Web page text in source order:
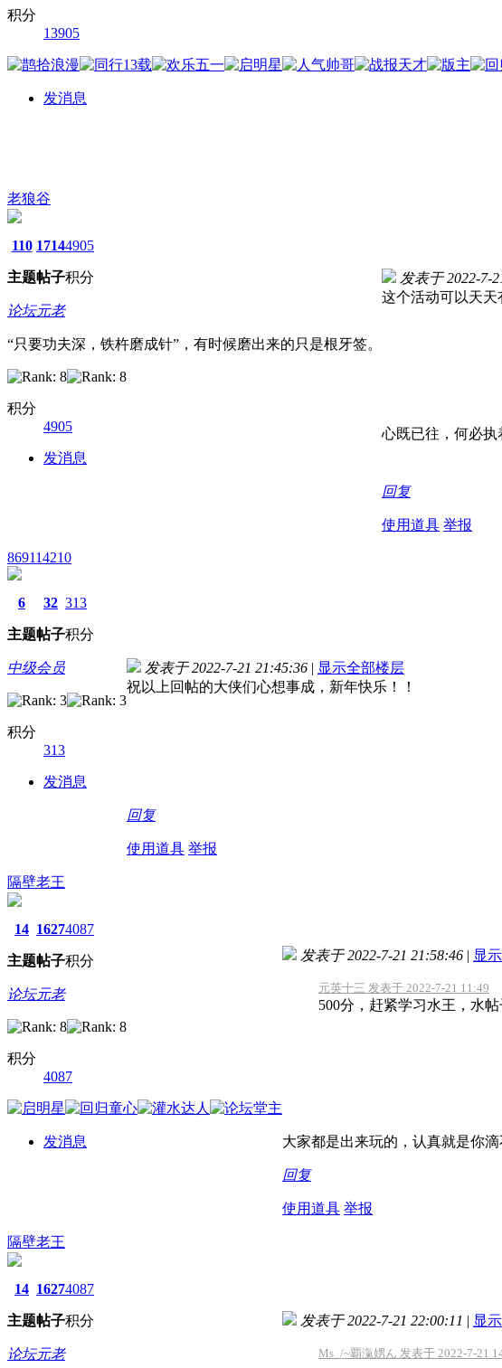
积分
13905
发消息
老狼谷
110
主题
1714
帖子
4905
积分
论坛元老
“只要功夫深，铁杵磨成针”，有时候磨出来的只是根牙签。
积分
4905
发消息
发表于 2022-7-
这个活动可以天天
心既已往，何必执
回复
使用道具 举报
869114210
6
主题
32
帖子
313
积分
中级会员
积分
313
发消息
发表于 2022-7-21 21:45:36 | 显示全部楼层
祝以上回帖的大侠们心想事成，新年快乐！！
回复
使用道具 举报
隔壁老王
14
主题
1627
帖子
4087
积分
论坛元老
积分
4087
发消息
发表于 2022-7-21 21:58:46 | 显
元英十三 发表于 2022-7-21 11:49
500分，赶紧学习水王，水帖
大家都是出来玩的，认真就是你滴
回复
使用道具 举报
隔壁老王
14
主题
1627
帖子
4087
积分
论坛元老
发表于 2022-7-21 22:00:11 | 显
Ms_/~覇滊娚ん 发表于 2022-7-21